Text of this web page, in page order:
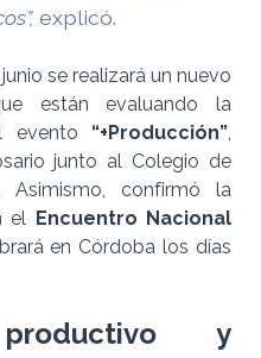
explicó.
se realizará un nuevo
están evaluando la
evento “+Producción”
junto al Colegio de
Asimismo, confirmó la
el Encuentro Nacional
en Córdoba los días
productivo y